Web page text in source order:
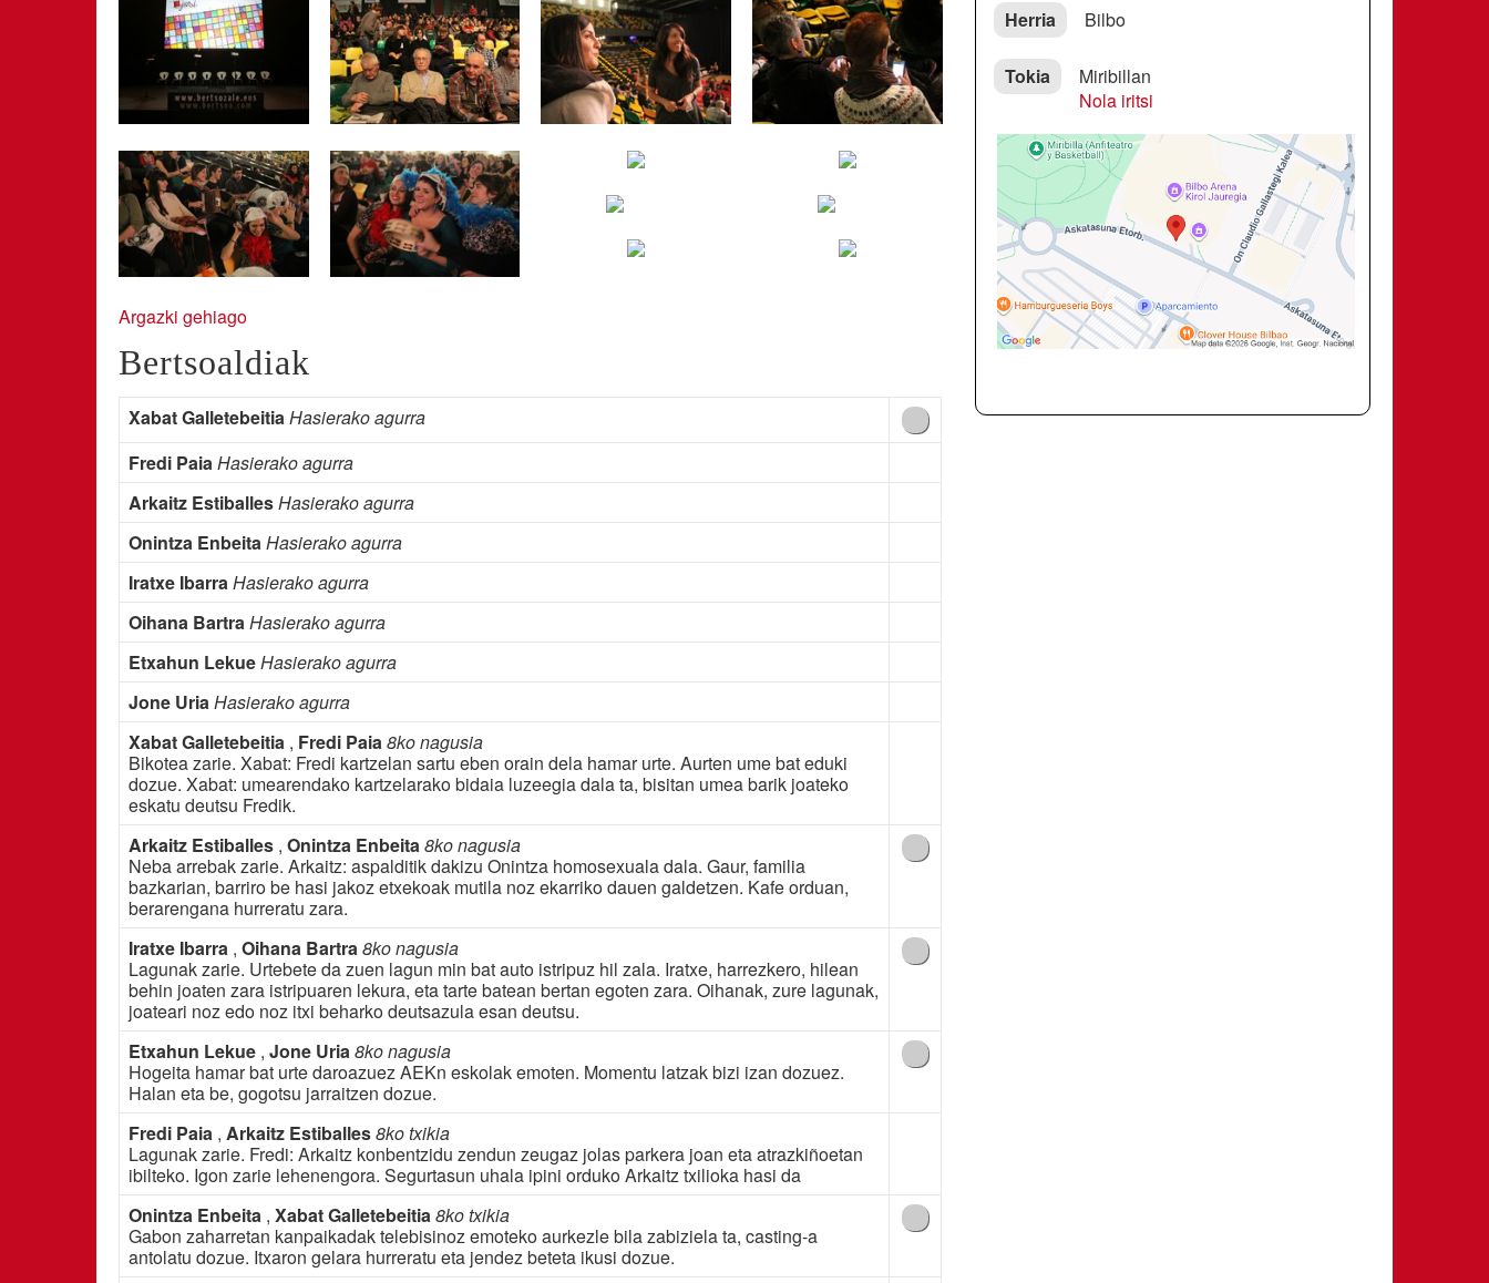
Argazki gehiago
Bertsoaldiak
Xabat GalletebeitiaHasierako agurra
Fredi PaiaHasierako agurra
Arkaitz EstiballesHasierako agurra
Onintza EnbeitaHasierako agurra
Iratxe IbarraHasierako agurra
Oihana BartraHasierako agurra
Etxahun LekueHasierako agurra
Jone UriaHasierako agurra
Xabat Galletebeitia , Fredi Paia8ko nagusia
Bikotea zarie. Xabat: Fredi kartzelan sartu eben orain dela hamar urte. Aurten ume bat eduki
dozue. Xabat: umearendako kartzelarako bidaia luzeegia dala ta, bisitan umea barik joateko
eskatu deutsu Fredik.
Arkaitz Estiballes , Onintza Enbeita8ko nagusia
Neba arrebak zarie. Arkaitz: aspalditik dakizu Onintza homosexuala dala. Gaur, familia
bazkarian, barriro be hasi jakoz etxekoak mutila noz ekarriko dauen galdetzen. Kafe orduan,
berarengana hurreratu zara.
Iratxe Ibarra , Oihana Bartra8ko nagusia
Lagunak zarie. Urtebete da zuen lagun min bat auto istripuz hil zala. Iratxe, harrezkero, hilean
behin joaten zara istripuaren lekura, eta tarte batean bertan egoten zara. Oihanak, zure lagunak,
joateari noz edo noz itxi beharko deutsazula esan deutsu.
Etxahun Lekue , Jone Uria8ko nagusia
Hogeita hamar bat urte daroazuez AEKn eskolak emoten. Momentu latzak bizi izan dozuez.
Halan eta be, gogotsu jarraitzen dozue.
Fredi Paia , Arkaitz Estiballes8ko txikia
Lagunak zarie. Fredi: Arkaitz konbentzidu zendun zeugaz jolas parkera joan eta atrazkiñoetan
ibilteko. Igon zarie lehenengora. Segurtasun uhala ipini orduko Arkaitz txilioka hasi da
Onintza Enbeita , Xabat Galletebeitia8ko txikia
Gabon zaharretan kanpaikadak telebisinoz emoteko aurkezle bila zabiziela ta, casting-a
antolatu dozue. Itxaron gelara hurreratu eta jendez beteta ikusi dozue.
Herria Bilbo
Tokia
Miribillan
Nola iritsi